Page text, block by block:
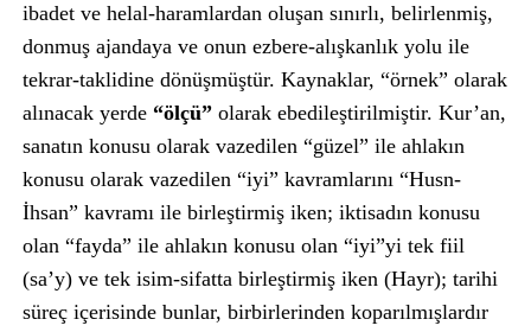
ibadet ve helal-haramlardan oluşan sınırlı, belirlenmiş,
donmuş ajandaya ve onun ezbere-alışkanlık yolu ile
tekrar-taklidine dönüşmüştür. Kaynaklar, “örnek” olarak
alınacak yerde“ölçü”olarak ebedileştirilmiştir. Kur’an,
sanatın konusu olarak vazedilen “güzel” ile ahlakın
konusu olarak vazedilen “iyi” kavramlarını “Husn-
İhsan” kavramı ile birleştirmiş iken; iktisadın konusu
olan “fayda” ile ahlakın konusu olan “iyi”yi tek fiil
(sa’y) ve tek isim-sifatta birleştirmiş iken (Hayr); tarihi
süreç içerisinde bunlar, birbirlerinden koparılmışlardır